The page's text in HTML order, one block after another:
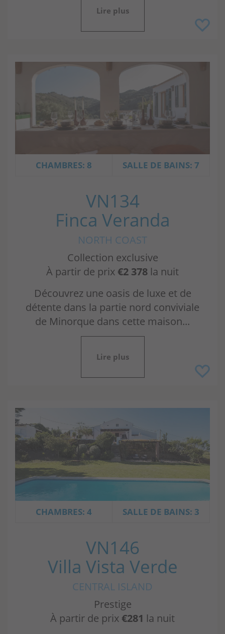
Lire plus
CHAMBRES: 8 SALLE DE BAINS: 7
VN134
Finca Veranda
NORTH COAST
Collection exclusive
À partir de prix €2 378 la nuit
Découvrez une oasis de luxe et de
détente dans la partie nord conviviale
de Minorque dans cette maison...
Lire plus
CHAMBRES: 4 SALLE DE BAINS: 3
VN146
Villa Vista Verde
CENTRAL ISLAND
Prestige
À partir de prix €281 la nuit